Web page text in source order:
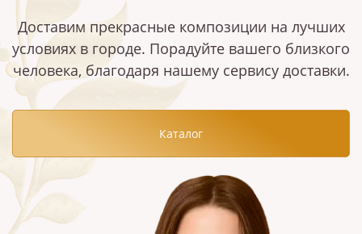
Доставим прекрасные композиции на лучших
условиях в городе. Порадуйте вашего близкого
человека, благодаря нашему сервису доставки.
Каталог